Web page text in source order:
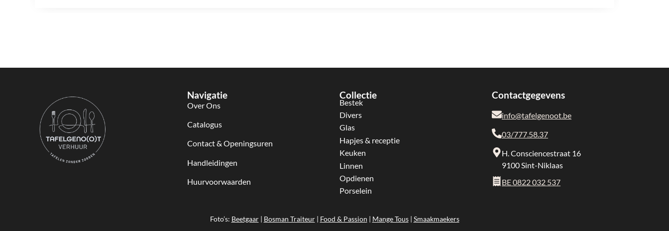
Navigatie
Over Ons
Catalogus
Contact & Openingsuren
Handleidingen
Huurvoorwaarden
Collectie
Bestek
Divers
Glas
Hapjes & receptie
Keuken
Linnen
Opdienen
Porselein
Contactgegevens
info@tafelgenoot.be
03/777.58.37
H. Consciencestraat 16
9100 Sint-Niklaas
BE 0822 032 537
Foto’s: Beetgaar| Bosman Traiteur| Food & Passion | Mange Tous| Smaakmaekers